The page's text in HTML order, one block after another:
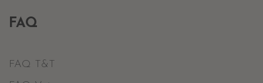
FAQ
FAQ T&T